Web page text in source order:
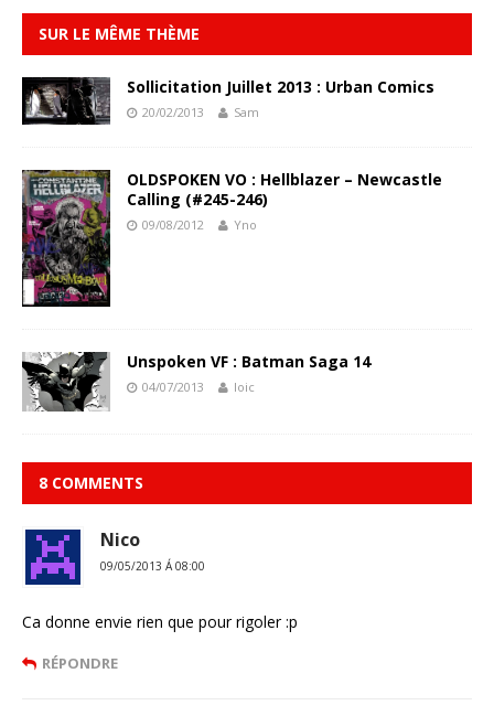
SUR LE MÊME THÈME
Sollicitation Juillet 2013 : Urban Comics
20/02/2013 Sam
OLDSPOKEN VO : Hellblazer – Newcastle
Calling (#245-246)
09/08/2012 Yno
Unspoken VF : Batman Saga 14
04/07/2013 loic
8 COMMENTS
Nico
09/05/2013 Á 08:00
Ca donne envie rien que pour rigoler :p
RÉPONDRE